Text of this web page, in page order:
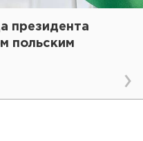
президента
польским